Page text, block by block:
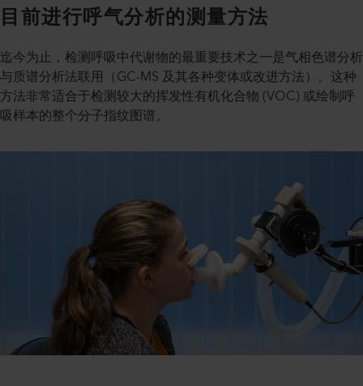
目前进行呼气分析的测量方法
迄今为止，检测呼吸中代谢物的最重要技术之一是气相色谱分析
与质谱分析法联用（GC-MS 及其各种变体或改进方法）。这种
方法非常适合于检测较大的挥发性有机化合物 (VOC) 或绘制呼
吸样本的整个分子指纹图谱。